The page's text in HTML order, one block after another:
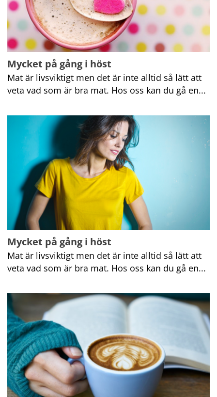
Mycket på gång i höst
Mat är livsviktigt men det är inte alltid så lätt att
veta vad som är bra mat. Hos oss kan du gå en...
Mycket på gång i höst
Mat är livsviktigt men det är inte alltid så lätt att
veta vad som är bra mat. Hos oss kan du gå en...